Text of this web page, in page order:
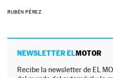
RUBÉN PÉREZ
NEWSLETTER ELMOTOR
Recibe la newsletter de EL